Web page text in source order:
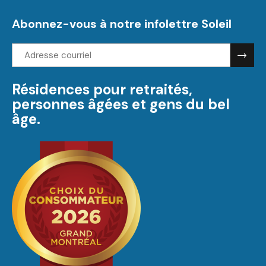
Abonnez-vous à notre infolettre Soleil
Adresse
courriel:
Résidences pour retraités,
personnes âgées et gens du bel
âge.